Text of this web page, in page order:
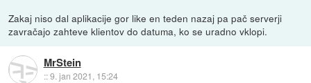
Zakaj niso dal aplikacije gor like en teden nazaj pa pač serverji
zavračajo zahteve klientov do datuma, ko se uradno vklopi.
MrStein
::9. jan 2021, 15:24